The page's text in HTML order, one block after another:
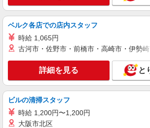
資格手当 〇職種手当 〇業務
当 〇夜勤手当 〇深夜勤務手
年末年始勤務手当
キープ 詳
パート
エイジフリーハウス神戸学が丘
サ高住小規模多機能／介
時給1,168円〜1,231円 ※
エイジフリーハウス神戸
垂水区学が丘4丁目9番3
キープ
ベルク各店での店内スタッフ
時給 1,065円
古河市・佐野市・前橋市・高崎市・伊勢
詳細を見る と
ビルの清掃スタッフ
時給 1,200円〜1,200円
大阪市北区